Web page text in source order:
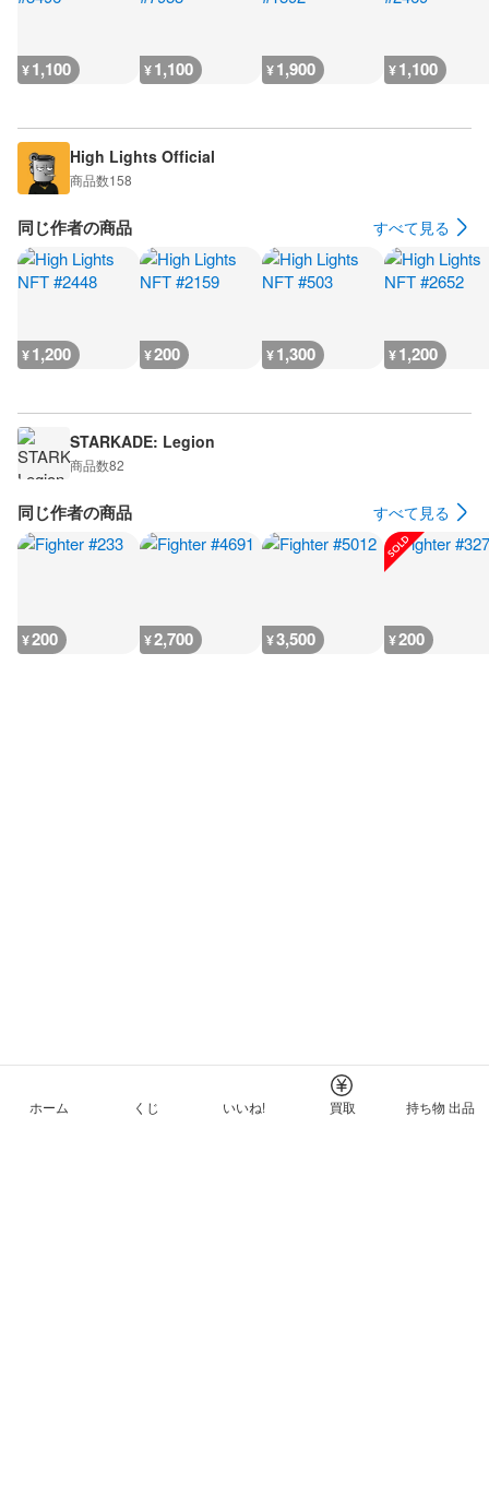
¥1,100 ¥1,100 ¥1,900 ¥1,100
High Lights Official
商品数158
同じ作者の商品 すべて見る
¥1,200 ¥200 ¥1,300 ¥1,200
STARKADE: Legion
商品数82
同じ作者の商品 すべて見る
¥200 ¥2,700 ¥3,500 ¥200
ホーム くじ いいね! 買取 持ち物 出品